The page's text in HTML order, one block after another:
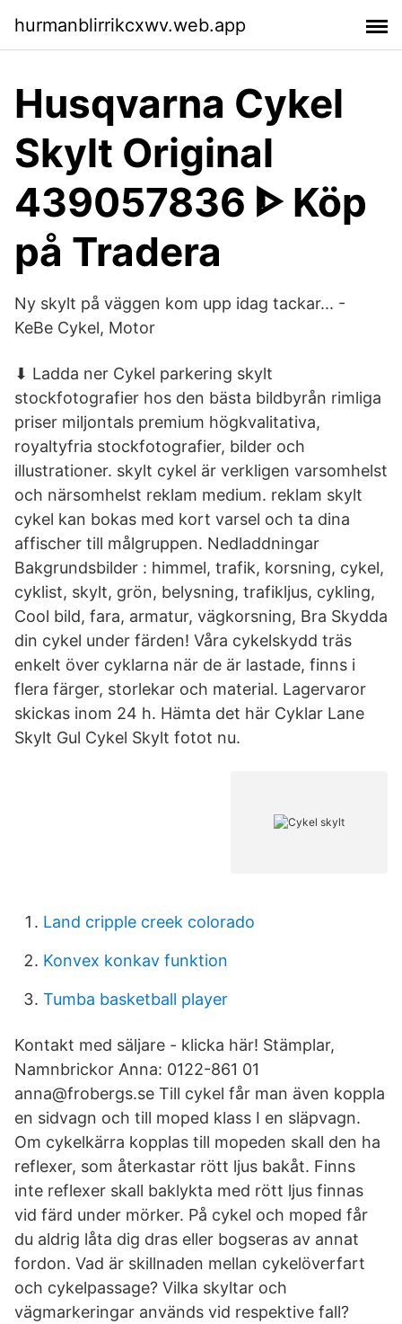
hurmanblirrikcxwv.web.app
Husqvarna Cykel
Skylt Original
439057836 ᐈ Köp
på Tradera
Ny skylt på väggen kom upp idag tackar... -
KeBe Cykel, Motor
⬇ Ladda ner Cykel parkering skylt
stockfotografier hos den bästa bildbyrån rimliga
priser miljontals premium högkvalitativa,
royaltyfria stockfotografier, bilder och
illustrationer. skylt cykel är verkligen varsomhelst
och närsomhelst reklam medium. reklam skylt
cykel kan bokas med kort varsel och ta dina
affischer till målgruppen. Nedladdningar
Bakgrundsbilder : himmel, trafik, korsning, cykel,
cyklist, skylt, grön, belysning, trafikljus, cykling,
Cool bild, fara, armatur, vägkorsning, Bra Skydda
din cykel under färden! Våra cykelskydd träs
enkelt över cyklarna när de är lastade, finns i
flera färger, storlekar och material. Lagervaror
skickas inom 24 h. Hämta det här Cyklar Lane
Skylt Gul Cykel Skylt fotot nu.
Land cripple creek colorado
Konvex konkav funktion
Tumba basketball player
Kontakt med säljare - klicka här! Stämplar,
Namnbrickor Anna: 0122-861 01
anna@frobergs.se Till cykel får man även koppla
en sidvagn och till moped klass I en släpvagn.
Om cykelkärra kopplas till mopeden skall den ha
reflexer, som återkastar rött ljus bakåt. Finns
inte reflexer skall baklykta med rött ljus finnas
vid färd under mörker. På cykel och moped får
du aldrig låta dig dras eller bogseras av annat
fordon. Vad är skillnaden mellan cykelöverfart
och cykelpassage? Vilka skyltar och
vägmarkeringar används vid respektive fall?